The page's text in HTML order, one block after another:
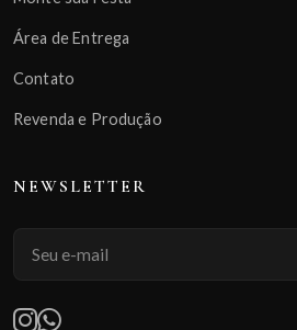
Área de Entrega
Contato
Revenda e Produção
NEWSLETTER